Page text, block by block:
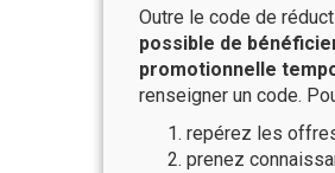
Outre le code de
possible de
promotionnelle
renseigner un code.
repérez les
prenez